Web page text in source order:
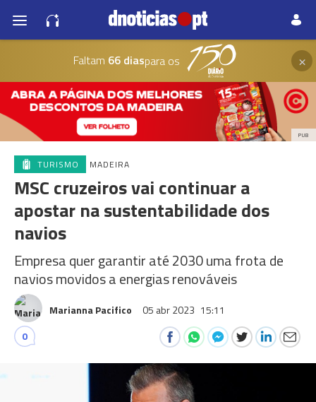
Faltam 66 diaspara os ×
PUB
TURISMO MADEIRA
MSC cruzeiros vai continuar a
apostar na sustentabilidade dos
navios
Empresa quer garantir até 2030 uma frota de
navios movidos a energias renováveis
Marianna Pacifico 05 abr 2023 15:11
0